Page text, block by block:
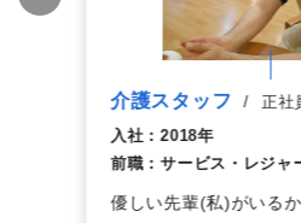
介護スタッフ /
正社
入社：2018年
前職：サービス・レジャ
優しい先輩(私)がいるか